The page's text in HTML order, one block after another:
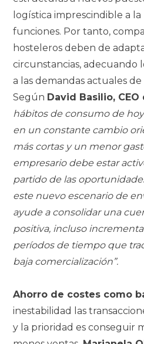
logística imprescindible a
funciones. Por tanto,
hosteleros deben de
circunstancias, adecuando
a las demandas actuales de
Según David Basilio,
hábitos de consumo de
en un constante cambio
más cortas y un menor
empresario debe estar
partido de las
este nuevo escenario de
ayude a consolidar una
positiva, incluso
períodos de tiempo que
baja comercialización”.
Ahorro de costes como
inestabilidad las
y la prioridad es conseguir